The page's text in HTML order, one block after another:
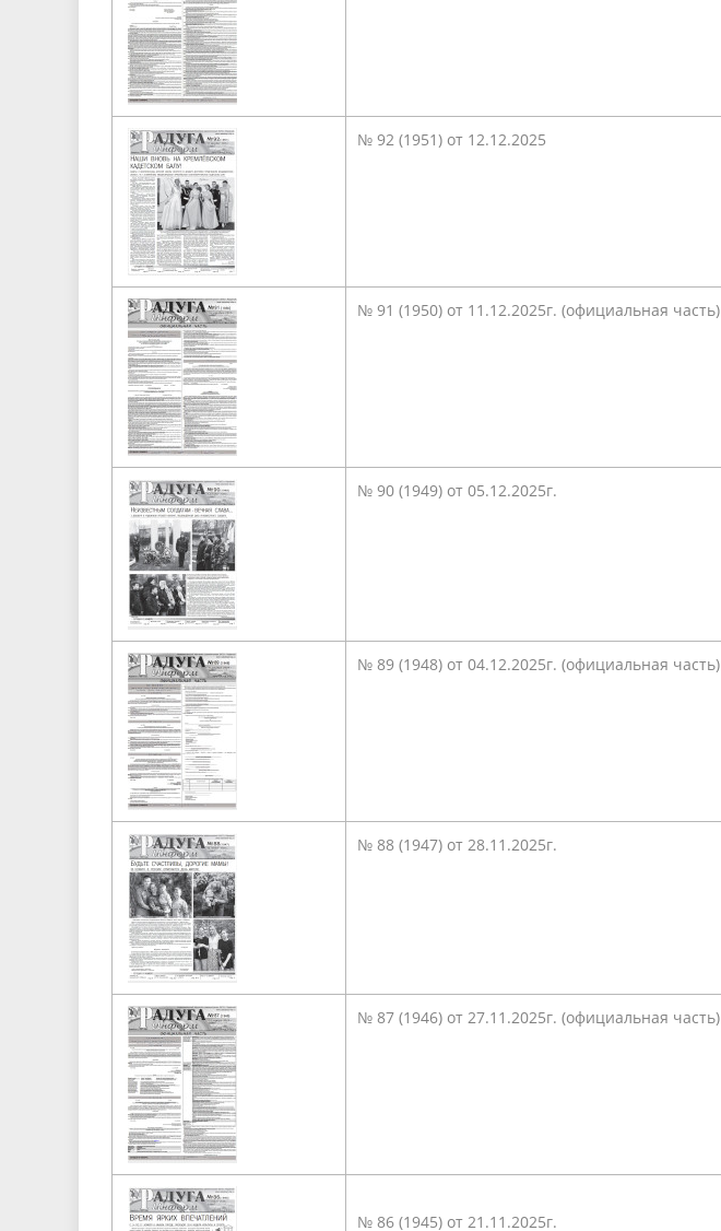
№ 92 (1951) от 12.12.2025
№ 91 (1950) от 11.12.2025г. (официальная часть)
№ 90 (1949) от 05.12.2025г.
№ 89 (1948) от 04.12.2025г. (официальная часть)
№ 88 (1947) от 28.11.2025г.
№ 87 (1946) от 27.11.2025г. (официальная часть)
№ 86 (1945) от 21.11.2025г.